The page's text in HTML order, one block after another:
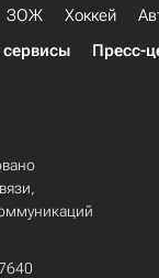
ЗОЖ Хоккей
Пресс-